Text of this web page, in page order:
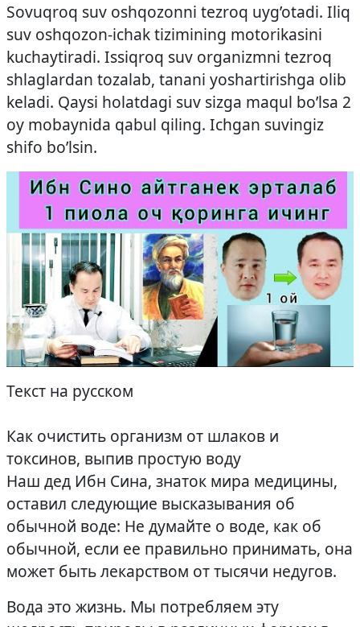
Sovuqroq suv oshqozonni tezroq uyg’otadi. Iliq
suv oshqozon-ichak tizimining motorikasini
kuchaytiradi. Issiqroq suv organizmni tezroq
shlaglardan tozalab, tanani yoshartirishga olib
keladi. Qaysi holatdagi suv sizga maqul bo’lsa 2
oy mobaynida qabul qiling. Ichgan suvingiz
shifo bo’lsin.
Текст на русском
Как очистить организм от шлаков и
токсинов, выпив простую воду
Наш дед Ибн Сина, знаток мира медицины,
оставил следующие высказывания об
обычной воде: Не думайте о воде, как об
обычной, если ее правильно принимать, она
может быть лекарством от тысячи недугов.
Вода это жизнь. Мы потребляем эту